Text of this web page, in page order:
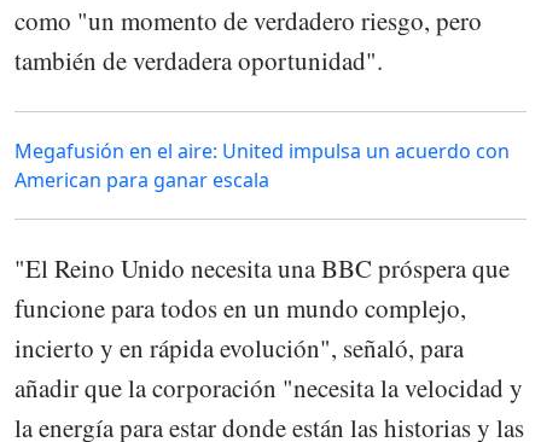
como "un momento de verdadero riesgo, pero
también de verdadera oportunidad".
Megafusión en el aire: United impulsa un acuerdo con
American para ganar escala
"El Reino Unido necesita una BBC próspera que
funcione para todos en un mundo complejo,
incierto y en rápida evolución", señaló, para
añadir que la corporación "necesita la velocidad y
la energía para estar donde están las historias y las